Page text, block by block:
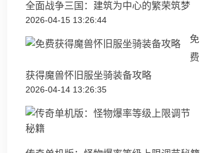
全面战争三国：建筑为中心的繁荣筑梦
2026-04-15 13:26:44
免
费
获得魔兽怀旧服坐骑装备攻略
2026-04-14 13:26:35